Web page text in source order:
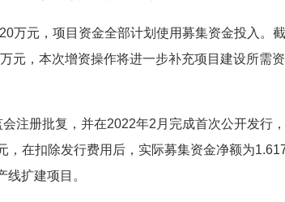
万元，项目资金全部计划使用募集资金投入。截
元，本次增资操作将进一步补充项目建设所需资
注册批复，并在2022年2月完成首次公开发行，
，在扣除发行费用后，实际募集资金净额为
扩建项目。